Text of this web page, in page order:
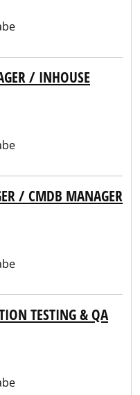
/ INHOUSE
/ CMDB MANAGER
TESTING & QA